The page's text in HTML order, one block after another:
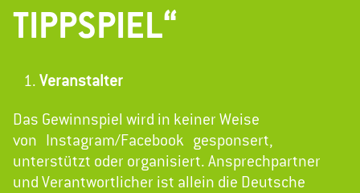
TIPPSPIEL“
Veranstalter
Das Gewinnspiel wird in keiner Weise
von Instagram/Facebook gesponsert,
unterstützt oder organisiert. Ansprechpartner
und Verantwortlicher ist allein die Deutsche